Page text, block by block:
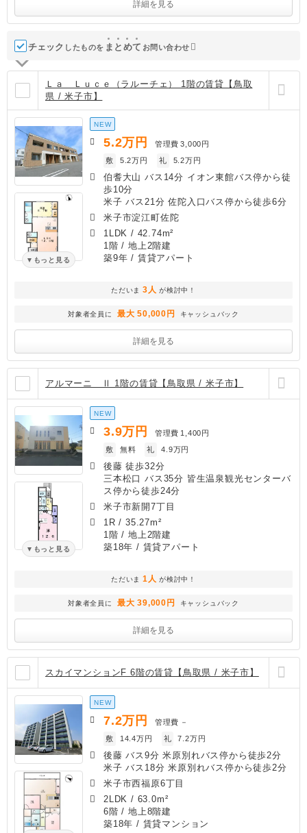
詳細を見る
チェック したものを ま と めて お問い合わせ
Ｌａ Ｌｕｃｅ（ラルーチェ） 1階の賃貸【鳥取
県 / 米子市】
もっと見る
NEW
5.2万円 管理費 3,000円
敷
5.2万円 礼 5.2万円
伯耆大山 バス14分 イオン東館バス停から徒
歩10分
米子 バス21分 佐陀入口バス停から徒歩6分
米子市淀江町佐陀
1LDK / 42.74m²
1階 / 地上2階建
築9年 / 賃貸アパート
ただいま 3人 が検討中！
対象者全員に 最大 50,000円 キャッシュバック
詳細を見る
アルマーニ Ⅱ 1階の賃貸【鳥取県 / 米子市】
もっと見る
NEW
3.9万円 管理費 1,400円
敷
無料 礼 4.9万円
後藤 徒歩32分
三本松口 バス35分 皆生温泉観光センターバ
ス停から徒歩24分
米子市新開7丁目
1R /35.27m²
1階 / 地上2階建
築18年 / 賃貸アパート
ただいま 1人 が検討中！
対象者全員に 最大 39,000円 キャッシュバック
詳細を見る
スカイマンションF 6階の賃貸【鳥取県 / 米子市】
NEW
7.2万円 管理費 －
敷
14.4万円 礼 7.2万円
後藤 バス9分 米原別れバス停から徒歩2分
米子 バス18分 米原別れバス停から徒歩2分
米子市西福原6丁目
2LDK / 63.0m²
6階 / 地上8階建
築18年 / 賃貸マンション